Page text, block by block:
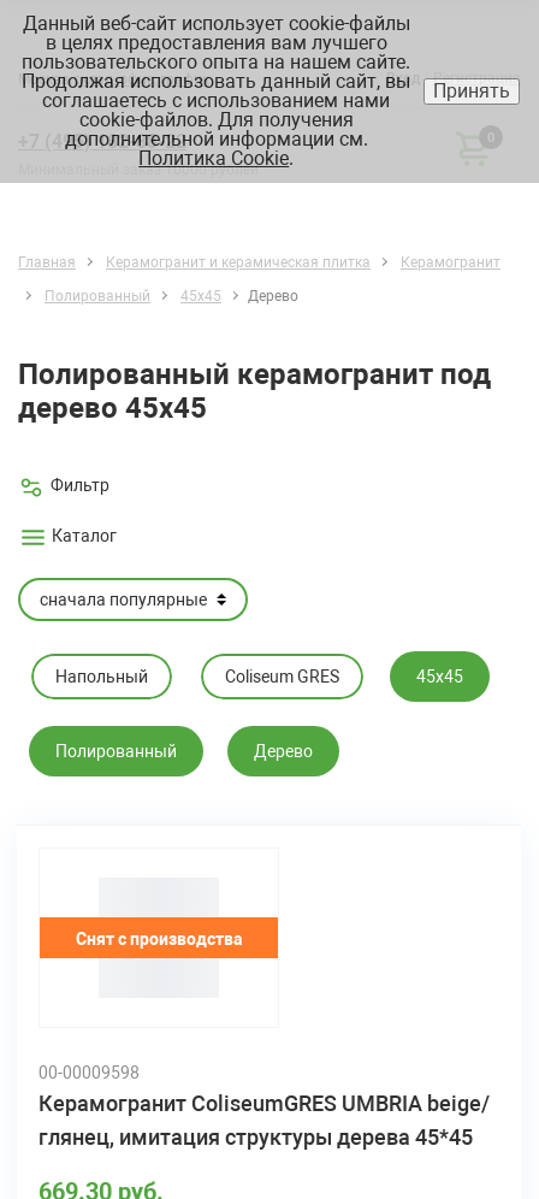
Вход Регистрация
Москва:склад, офис, график
+7 (495) 182-88-22
Минимальный заказ 10000 рублей
0
Главная Керамогранит и керамическая плитка
Керамогранит
Полированный
45х45 Дерево
Полированный керамогранит под
дерево 45х45
Фильтр
Каталог
Напольный Coliseum GRES 45х45
Полированный Дерево
Снят с производства
00-00009598
Керамогранит ColiseumGRES UMBRIA beige/
глянец, имитация структуры дерева 45*45
669.30 руб.
Данный веб-сайт использует cookie-файлы
в целях предоставления вам лучшего
пользовательского опыта на нашем сайте.
Продолжая использовать данный сайт, вы
соглашаетесь с использованием нами
cookie-файлов. Для получения
дополнительной информации см.
Политика Cookie.
Принять